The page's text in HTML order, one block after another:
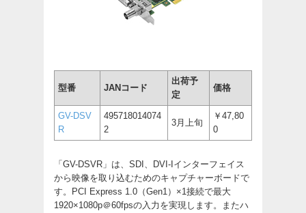
型番 JANコード
出荷予
定
価格
GV-DSV
R
495718014074
2
3月上旬
￥47,80
0
「GV-DSVR」は、SDI、DVI-Iインターフェイス
から映像を取り込むためのキャプチャーボードで
す。PCI Express 1.0（Gen1）×1接続で最大
1920×1080p＠60fpsの入力を実現します。またハ